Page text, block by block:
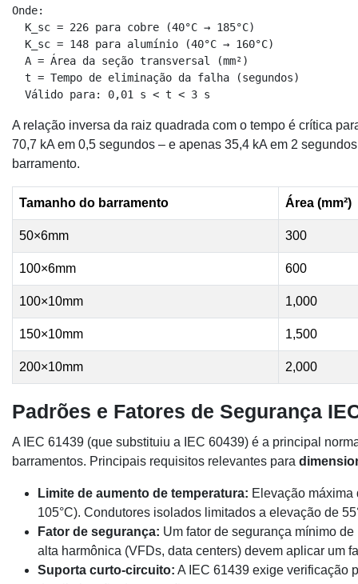
Onde:
  K_sc = 226 para cobre (40°C → 185°C)
  K_sc = 148 para alumínio (40°C → 160°C)
  A = Área da seção transversal (mm²)
  t = Tempo de eliminação da falha (segundos)
  Válido para: 0,01 s < t < 3 s
A relação inversa da raiz quadrada com o tempo é crítica
70,7 kA em 0,5 segundos – e apenas 35,4 kA em 2
barramento.
Tamanho do barramento Área (mm²)
50×6mm 300
100×6mm 600
100×10mm 1,000
150×10mm 1,500
200×10mm 2,000
Padrões e Fatores de Segurança
A IEC 61439 (que substituiu a IEC 60439) é a principal
barramentos. Principais requisitos relevantes para
Limite de aumento de temperatura: Elevação máxima
105°C). Condutores isolados limitados a elevação de
Fator de segurança: Um fator de segurança mínimo
alta harmônica (VFDs, data centers) devem aplicar um
Suporta curto-circuito: A IEC 61439 exige verificação